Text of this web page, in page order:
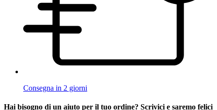
Consegna in 2 giorni
Hai bisogno di un aiuto per il tuo ordine? Scrivici e saremo felici